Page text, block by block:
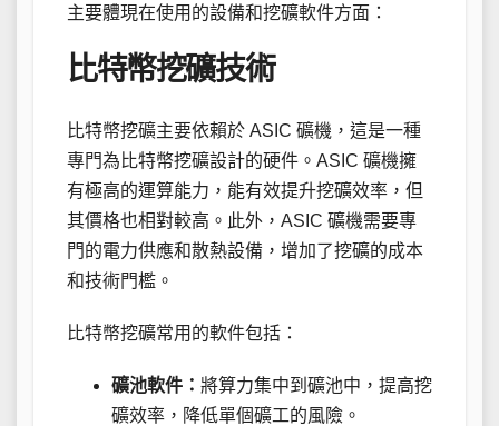
主要體現在使用的設備和挖礦軟件方面：
比特幣挖礦技術
比特幣挖礦主要依賴於 ASIC 礦機，這是一種
專門為比特幣挖礦設計的硬件。ASIC 礦機擁
有極高的運算能力，能有效提升挖礦效率，但
其價格也相對較高。此外，ASIC 礦機需要專
門的電力供應和散熱設備，增加了挖礦的成本
和技術門檻。
比特幣挖礦常用的軟件包括：
礦池軟件： 將算力集中到礦池中，提高挖
礦效率，降低單個礦工的風險。